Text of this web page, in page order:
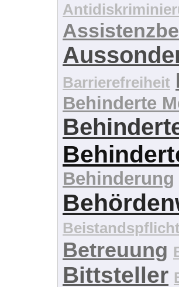
Barrierefreiheit
Behinderte
Behinderung
Betreuung
Bittsteller